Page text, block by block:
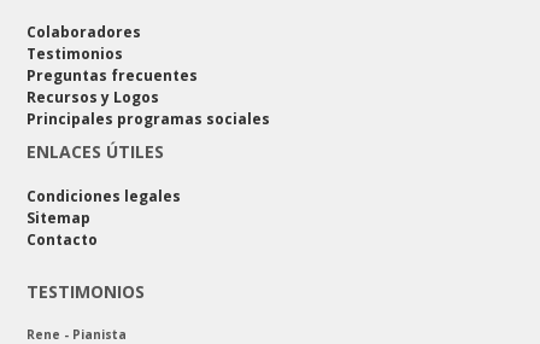
Colaboradores
Testimonios
Preguntas frecuentes
Recursos y Logos
Principales programas sociales
ENLACES ÚTILES
Condiciones legales
Sitemap
Contacto
TESTIMONIOS
Rene - Pianista